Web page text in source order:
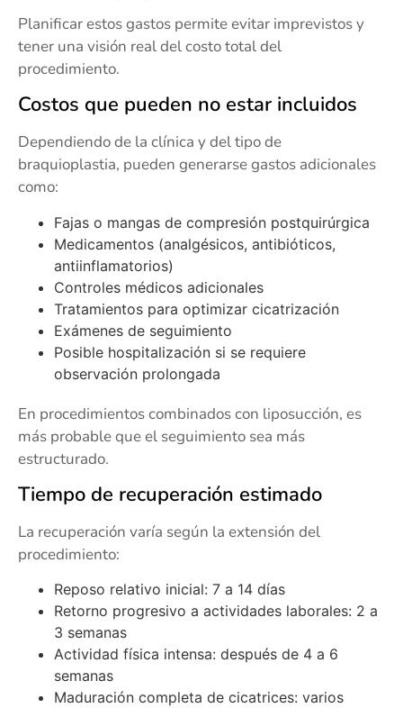
Planificar estos gastos permite evitar imprevistos y
tener una visión real del costo total del
procedimiento.
Costos que pueden no estar incluidos
Dependiendo de la clínica y del tipo de
braquioplastia, pueden generarse gastos adicionales
como:
Fajas o mangas de compresión postquirúrgica
Medicamentos (analgésicos, antibióticos,
antiinflamatorios)
Controles médicos adicionales
Tratamientos para optimizar cicatrización
Exámenes de seguimiento
Posible hospitalización si se requiere
observación prolongada
En procedimientos combinados con liposucción, es
más probable que el seguimiento sea más
estructurado.
Tiempo de recuperación estimado
La recuperación varía según la extensión del
procedimiento:
Reposo relativo inicial: 7 a 14 días
Retorno progresivo a actividades laborales: 2 a
3 semanas
Actividad física intensa: después de 4 a 6
semanas
Maduración completa de cicatrices: varios